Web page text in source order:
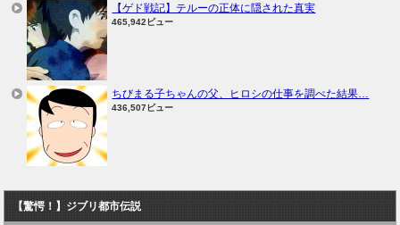
【ゲド戦記】テルーの正体に隠された真実
465,942ビュー
ちびまる子ちゃんの父、ヒロシの仕事を調べた結果…
436,507ビュー
【驚愕！】ジブリ都市伝説